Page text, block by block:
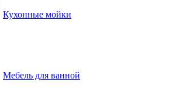
Кухонные мойки
Мебель для ванной